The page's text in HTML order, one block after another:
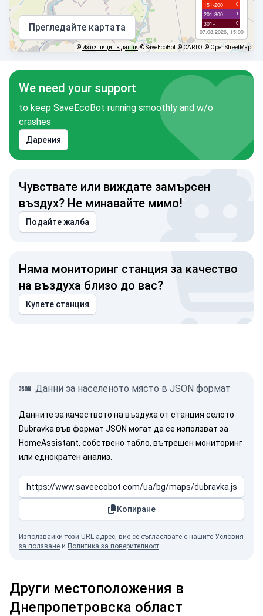
151-200 0
201-300 1
301+ 0
07.08.2026, 15:00
Прегледайте картата
©Източници на данни © SaveEcoBot © CARTO © OpenStreetMap
We need your support
to keep SaveEcoBot running smoothly and w/o
crashes
Дарения
Чувствате или виждате замърсен
въздух? Не минавайте мимо!
Подайте жалба
Няма мониторинг станция за качество
на въздуха близо до вас?
Купете станция
Данни за населеното място в JSON формат
Данните за качеството на въздуха от станция селото
Dubravka във формат JSON могат да се използват за
HomeAssistant, собствено табло, вътрешен мониторинг
или еднократен анализ.
Копиране
Използвайки този URL адрес, вие се съгласявате с нашите Условия
за ползване и Политика за поверителност.
Други местоположения в
Днепропетровска област